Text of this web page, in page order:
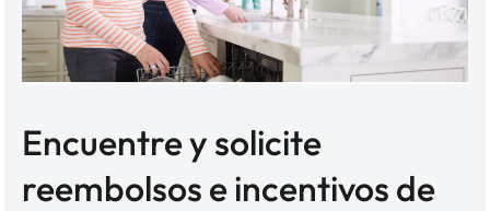
Encuentre y solicite
reembolsos e incentivos de